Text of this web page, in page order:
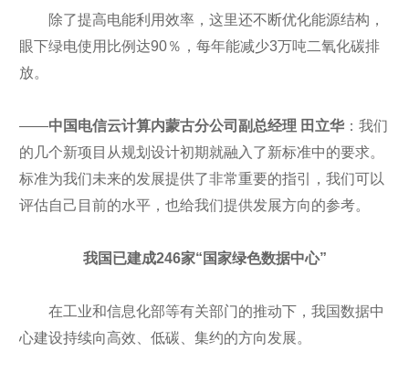
除了提高电能利用效率，这里还不断优化能源结构，
眼下绿电使用比例达90％，每年能减少3万吨二氧化碳排
放。
——中国电信云计算内蒙古分公司副总经理 田立华：我们
的几个新项目从规划设计初期就融入了新标准中的要求。
标准为我们未来的发展提供了非常重要的指引，我们可以
评估自己目前的水平，也给我们提供发展方向的参考。
我国已建成246家“国家绿色数据中心”
在工业和信息化部等有关部门的推动下，我国数据中
心建设持续向高效、低碳、集约的方向发展。